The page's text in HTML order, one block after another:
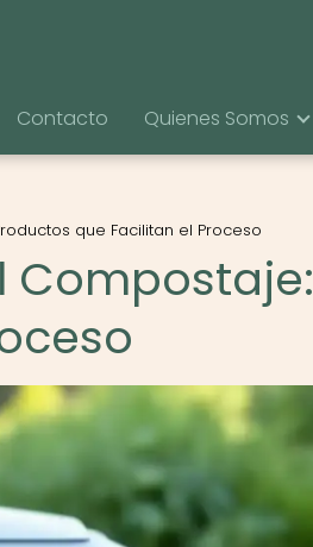
Contacto Quienes Somos
que Facilitan el Proceso
Compostaje: